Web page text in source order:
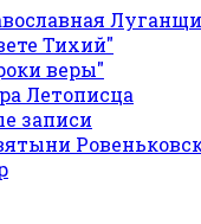
Тихий"
веры"
Летописца
записи